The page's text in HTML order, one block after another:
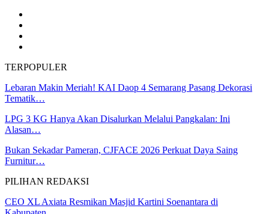
TERPOPULER
Lebaran Makin Meriah! KAI Daop 4 Semarang Pasang Dekorasi
Tematik…
LPG 3 KG Hanya Akan Disalurkan Melalui Pangkalan: Ini
Alasan…
Bukan Sekadar Pameran, CJFACE 2026 Perkuat Daya Saing
Furnitur…
PILIHAN REDAKSI
CEO XL Axiata Resmikan Masjid Kartini Soenantara di